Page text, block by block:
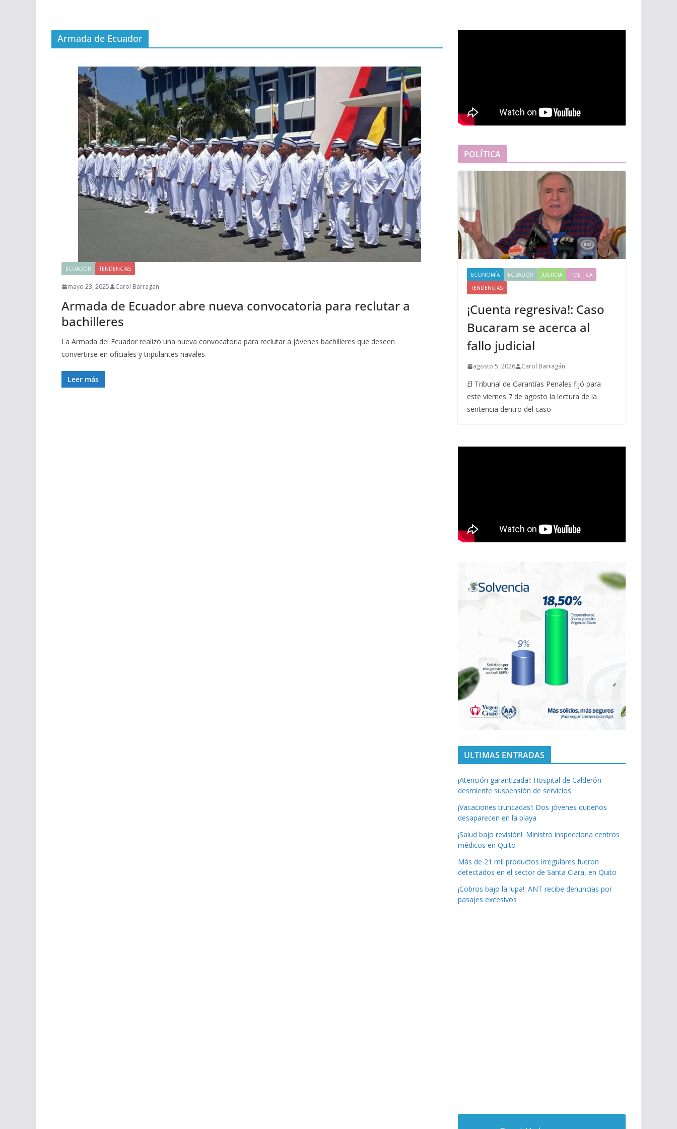
Armada de Ecuador
ECUADOR TENDENCIAS
mayo 23, 2025 Carol Barragán
Armada de Ecuador abre nueva convocatoria para reclutar a
bachilleres
La Armada del Ecuador realizó una nueva convocatoria para reclutar a jóvenes bachilleres que deseen
convertirse en oficiales y tripulantes navales
Leer más
POLÍTICA
ECONOMÍA ECUADOR JUSTICIA
POLITICA
TENDENCIAS
¡Cuenta regresiva!: Caso
Bucaram se acerca al
fallo judicial
agosto 5, 2026 Carol Barragán
El Tribunal de Garantías Penales fijó para
este viernes 7 de agosto la lectura de la
sentencia dentro del caso
ULTIMAS ENTRADAS
¡Atención garantizada!: Hospital de Calderón
desmiente suspensión de servicios
¡Vacaciones truncadas!: Dos jóvenes quiteños
desaparecen en la playa
¡Salud bajo revisión!: Ministro inspecciona centros
médicos en Quito
Más de 21 mil productos irregulares fueron
detectados en el sector de Santa Clara, en Quito
¡Cobros bajo la lupa!: ANT recibe denuncias por
pasajes excesivos